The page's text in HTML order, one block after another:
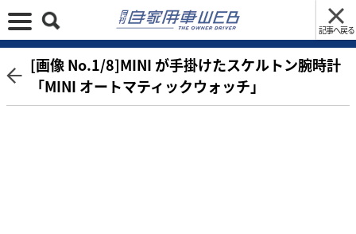
記事へ戻る
[画像 No.1/8]MINI が手掛けたスケルトン腕時計
「MINI オートマティックウォッチ」